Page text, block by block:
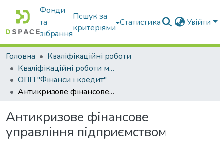
Фонди
та
зібрання
Пошук за
критеріями
Статистика Увійти
Головна
Кваліфікаційні роботи
Кваліфікаційні роботи магістрів
ОПП "Фінанси і кредит"
Антикризове фінансове управління підприємством
Антикризове фінансове
управління підприємством